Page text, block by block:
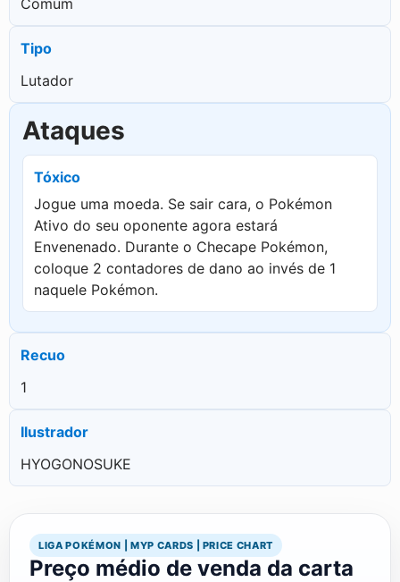
Tipo
Lutador
Ataques
Tóxico
Jogue uma moeda. Se sair cara, o Pokémon
Ativo do seu oponente agora estará
Envenenado. Durante o Checape Pokémon,
coloque 2 contadores de dano ao invés de 1
naquele Pokémon.
Recuo
1
Ilustrador
HYOGONOSUKE
LIGA POKÉMON | MYP CARDS | PRICE CHART
Preço médio de venda da carta